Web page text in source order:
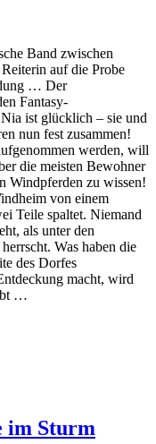
Band zwischen
auf die Probe
… Der
Fantasy-
ist glücklich – sie und
nun fest zusammen!
werden, will
die meisten Bewohner
Windpferden zu wissen!
von einem
Teile spaltet. Niemand
als unter den
Was haben die
des Dorfes
macht, wird
…
im Sturm